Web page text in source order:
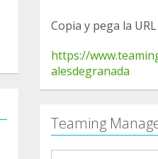
Copia y pega la URL
https://
alesdegranada
Teaming